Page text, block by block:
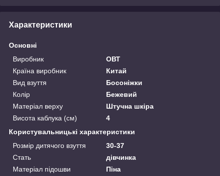
Характеристики
Основні
Виробник
ОВТ
Країна виробник
Китай
Вид взуття
Босоніжки
Колір
Бежевий
Матеріал верху
Штучна шкіра
Висота каблука (см)
4
Користувальницькі характеристики
Розмір дитячого взуття
30-37
Стать
дівчинка
Матеріал підошви
Піна